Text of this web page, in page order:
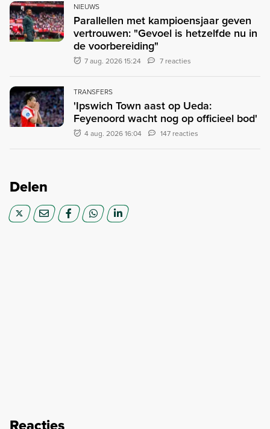
NIEUWS
Parallellen met kampioensjaar geven
vertrouwen: "Gevoel is hetzelfde nu in
de voorbereiding"
7 aug. 2026 15:24 7 reacties
TRANSFERS
'Ipswich Town aast op Ueda:
Feyenoord wacht nog op officieel bod'
4 aug. 2026 16:04 147 reacties
Delen